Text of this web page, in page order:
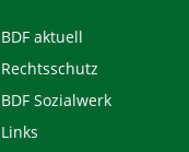
BDF aktuell
Rechtsschutz
BDF Sozialwerk
Links